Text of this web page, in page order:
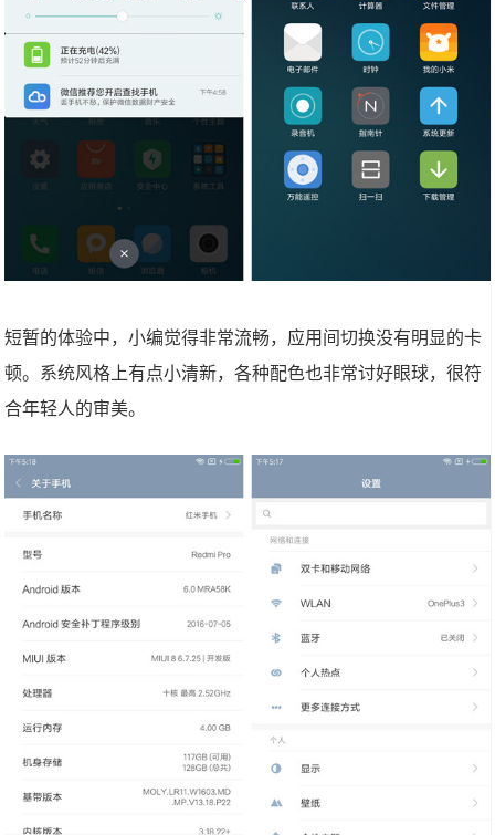
短暂的体验中，小编觉得非常流畅，应用间切换没有明显的卡
顿。系统风格上有点小清新，各种配色也非常讨好眼球，很符
合年轻人的审美。